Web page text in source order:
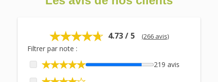
4.73 / 5 (266 avis)
Filtrer par note :
219 avis